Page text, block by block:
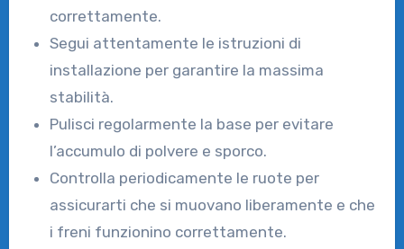
correttamente.
Segui attentamente le istruzioni di
installazione per garantire la massima
stabilità.
Pulisci regolarmente la base per evitare
l’accumulo di polvere e sporco.
Controlla periodicamente le ruote per
assicurarti che si muovano liberamente e che
i freni funzionino correttamente.